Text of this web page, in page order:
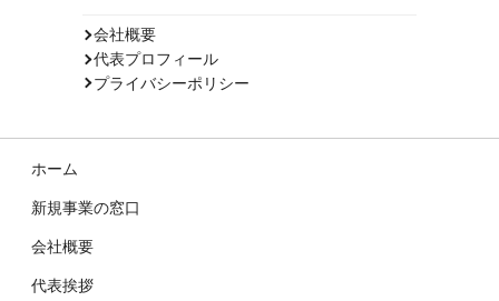
会社概要
代表プロフィール
プライバシーポリシー
ホーム
新規事業の窓口
会社概要
代表挨拶